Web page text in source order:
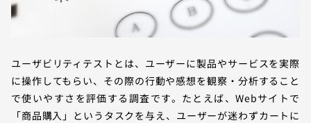
ユーザビリティテストとは、ユーザーに製品やサービスを実際
に操作してもらい、その際の行動や感想を観察・分析すること
で使いやすさを評価する調査です。たとえば、Webサイトで
「商品購入」というタスクを与え、ユーザーが迷わずカートに